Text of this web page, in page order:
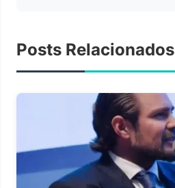
Posts Relacionados